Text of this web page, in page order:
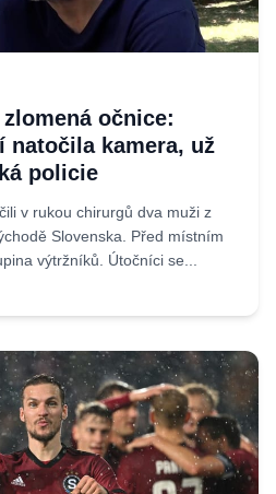
očnice:
natočila kamera, už
policie
v rukou chirurgů dva muži z
Slovenska. Před místním
výtržníků. Útočníci se...